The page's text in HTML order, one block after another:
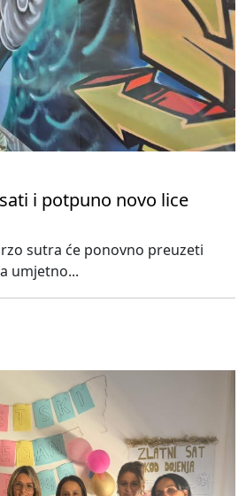
i potpuno novo lice
sutra će ponovno preuzeti
umjetno...